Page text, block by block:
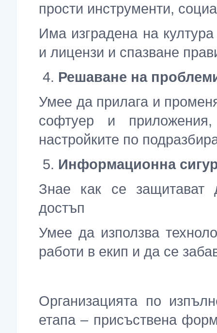
прости инструменти,
Има изградена на
и лицензи и спазване
Решаване на
Умее да прилага и
софтуер и
настройките по
Информационна
Знае как се защитават
достъп
Умее да използва
работи в екип и да се
Организацията по
етапа – присъствена